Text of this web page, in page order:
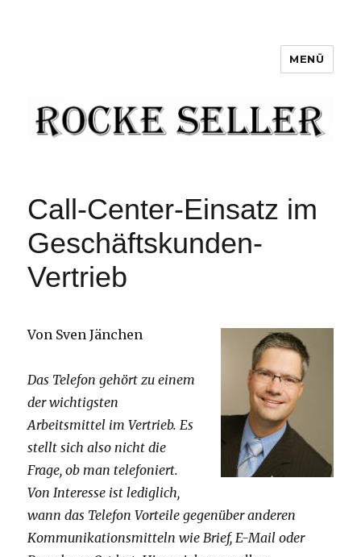
MENÜ
Call-Center-Einsatz im
Geschäftskunden-
Vertrieb
Von Sven Jänchen
Das Telefon gehört zu einem
der wichtigsten
Arbeitsmittel im Vertrieb. Es
stellt sich also nicht die
Frage, ob man telefoniert.
Von Interesse ist lediglich,
wann das Telefon Vorteile gegenüber anderen
Kommunikationsmitteln wie Brief, E-Mail oder